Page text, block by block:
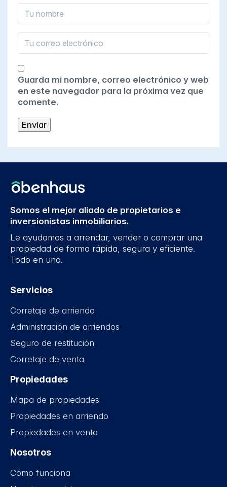
Guarda mi nombre, correo electrónico y web
en este navegador para la próxima vez que
comente.
Somos el mejor aliado de propietarios e
inversionistas inmobiliarios.
Le ayudamos a arrendar, vender o comprar una
propiedad de forma rápida, segura y eficiente.
Todo en uno.
Servicios
Corretaje de arriendo
Administración de arriendos
Seguro de restitución
Corretaje de venta
Propiedades
Mapa de propiedades
Propiedades en arriendo
Propiedades en venta
Nosotros
Cómo funciona